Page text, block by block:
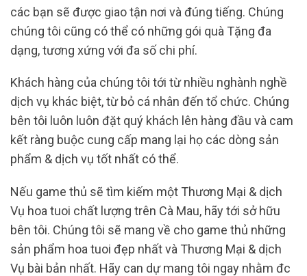
các bạn sẽ được giao tận nơi và đúng tiếng. Chúng
chúng tôi cũng có thể có những gói quà Tặng đa
dạng, tương xứng với đa số chi phí.
Khách hàng của chúng tôi tới từ nhiều nghành nghề
dịch vụ khác biệt, từ bỏ cá nhân đến tổ chức. Chúng
bên tôi luôn luôn đặt quý khách lên hàng đầu và cam
kết ràng buộc cung cấp mang lại họ các dòng sản
phẩm & dịch vụ tốt nhất có thể.
Nếu game thủ sẽ tìm kiếm một Thương Mại & dịch
Vụ hoa tuoi chất lượng trên Cà Mau, hãy tới sở hữu
bên tôi. Chúng tôi sẽ mang về cho game thủ những
sản phẩm hoa tuoi đẹp nhất và Thương Mại & dịch
Vụ bài bản nhất. Hãy can dự mang tôi ngay nhằm đc